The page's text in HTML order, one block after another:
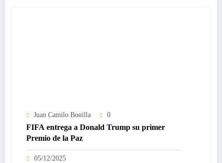
Juan Camilo Bonilla 0
FIFA entrega a Donald Trump su primer
Premio de la Paz
05/12/2025